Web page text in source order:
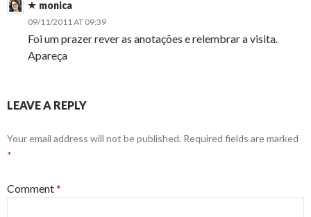
monica
09/11/2011 AT 09:39
Foi um prazer rever as anotações e relembrar a visita.
Apareça
LEAVE A REPLY
Your email address will not be published. Required fields are marked
*
Comment*